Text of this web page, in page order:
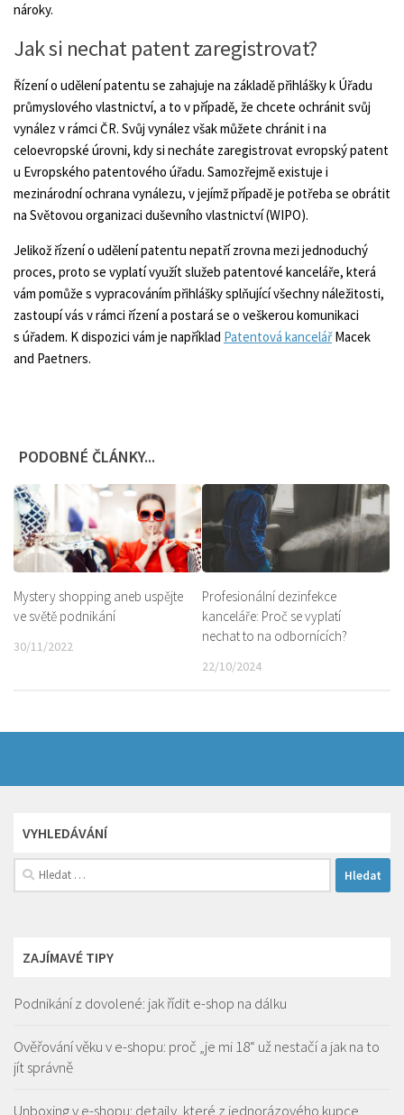
nároky.
Jak si nechat patent zaregistrovat?
Řízení o udělení patentu se zahajuje na základě přihlášky k Úřadu
průmyslového vlastnictví, a to v případě, že chcete ochránit svůj
vynález v rámci ČR. Svůj vynález však můžete chránit i na
celoevropské úrovni, kdy si necháte zaregistrovat evropský patent
u Evropského patentového úřadu. Samozřejmě existuje i
mezinárodní ochrana vynálezu, v jejímž případě je potřeba se obrátit
na Světovou organizaci duševního vlastnictví (WIPO).
Jelikož řízení o udělení patentu nepatří zrovna mezi jednoduchý
proces, proto se vyplatí využít služeb patentové kanceláře, která
vám pomůže s vypracováním přihlášky splňující všechny náležitosti,
zastoupí vás v rámci řízení a postará se o veškerou komunikaci
s úřadem. K dispozici vám je například Patentová kancelářMacek
and Paetners.
PODOBNÉ ČLÁNKY...
Mystery shopping aneb uspějte
ve světě podnikání
30/11/2022
Profesionální dezinfekce
kanceláře: Proč se vyplatí
nechat to na odbornících?
22/10/2024
VYHLEDÁVÁNÍ
Vyhledávání
ZAJÍMAVÉ TIPY
Podnikání z dovolené: jak řídit e-shop na dálku
Ověřování věku v e-shopu: proč „je mi 18“ už nestačí a jak na to
jít správně
Unboxing v e-shopu: detaily, které z jednorázového kupce